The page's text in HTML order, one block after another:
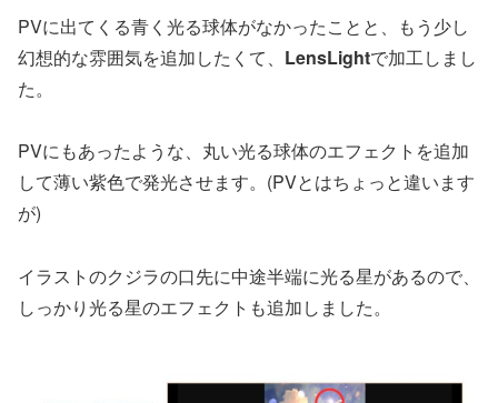
PVに出てくる青く光る球体がなかったことと、もう少し
幻想的な雰囲気を追加したくて、 LensLightで加工しまし
た。
PVにもあったような、丸い光る球体のエフェクトを追加
して薄い紫色で発光させます。(PVとはちょっと違います
が)
イラストのクジラの口先に中途半端に光る星があるので、
しっかり光る星のエフェクトも追加しました。